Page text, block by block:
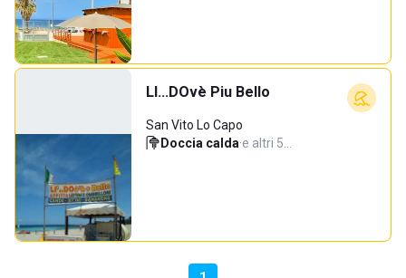
LI...DOvè Piu Bello
San Vito Lo Capo
Doccia calda·e altri 5…